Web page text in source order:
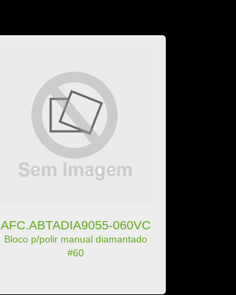
AFC.ABTADIA9055-060VC
Bloco p/polir manual diamantado
#60